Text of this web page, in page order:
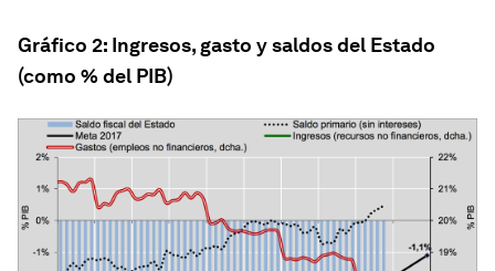
Gráfico 2: Ingresos, gasto y saldos del Estado
(como % del PIB)